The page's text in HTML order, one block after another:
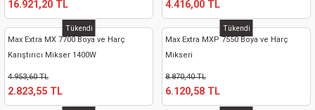
Mak.
16.921,20 TL 4.416,00 TL
Tükendi
Max Extra MX 7700 Boya ve Harç
Karıştırıcı Mikser 1400W
4.953,60 TL
2.823,55 TL
Tükendi
Max Extra MXP 7550 Boya ve Harç
Mikseri
8.870,40 TL
6.120,58 TL